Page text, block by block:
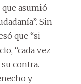
asumió
Sin
que “si
“cada vez
contra.
y